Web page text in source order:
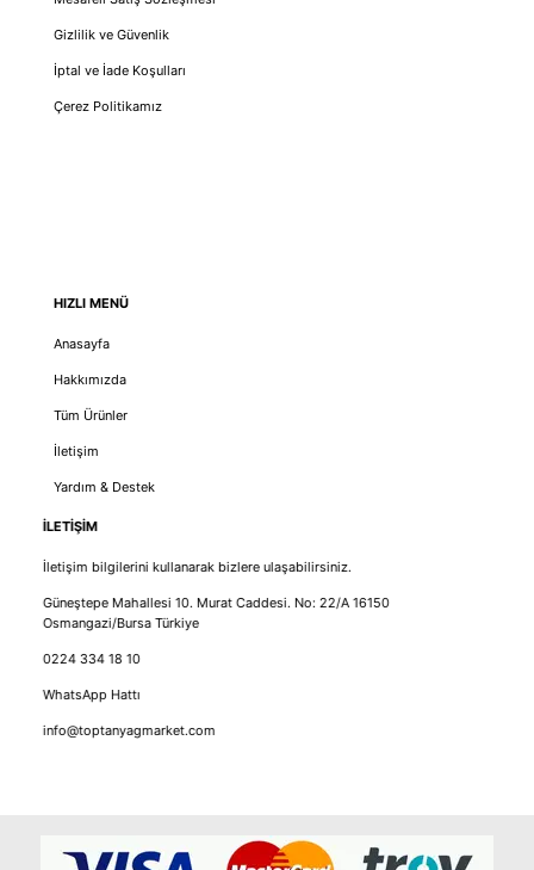
Gizlilik ve Güvenlik
İptal ve İade Koşulları
Çerez Politikamız
HIZLI MENÜ
Anasayfa
Hakkımızda
Tüm Ürünler
İletişim
Yardım & Destek
İLETİŞİM
İletişim bilgilerini kullanarak bizlere ulaşabilirsiniz.
Güneştepe Mahallesi 10. Murat Caddesi. No: 22/A 16150
Osmangazi/Bursa Türkiye
0224 334 18 10
WhatsApp Hattı
info@toptanyagmarket.com